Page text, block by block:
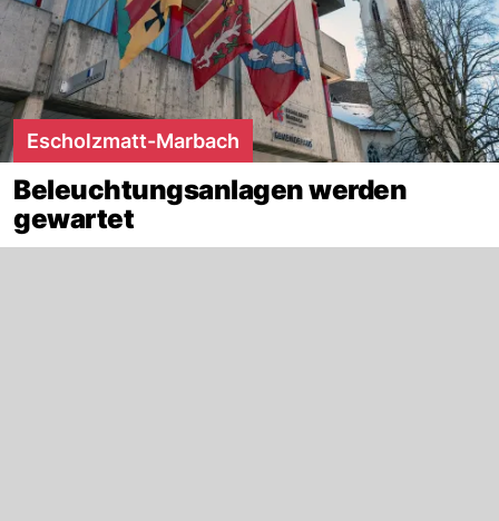
Escholzmatt-Marbach
Beleuchtungsanlagen werden
gewartet